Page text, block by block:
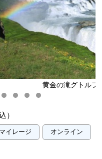
ルフォス/イメージ
）
マイレージ
オンライン